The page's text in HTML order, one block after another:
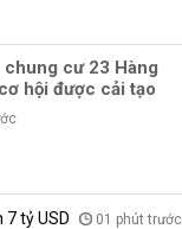
chung cư 23 Hàng
hội được cải tạo
7 tỷ USD 01 phút trước